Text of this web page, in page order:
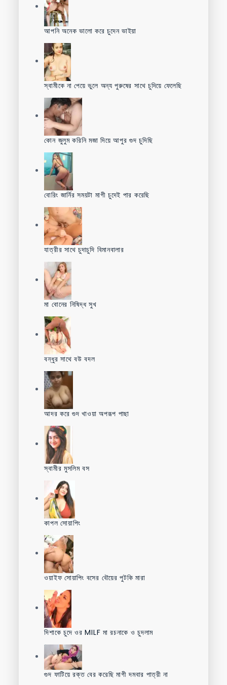
আপনি অনেক ভালো করে চুদেন ভাইয়া
স্বামীকে না পেয়ে ভুলে অন্য পুরুষের সাথে চুদিয়ে ফেলেছি
কোন জুলুম করিনি মজা দিয়ে আপুর গুদ চুদিছি
বোরিং জার্নির সময়টা মাগী চুদেই পার করেছি
যাত্রীর সাথে চুদাচুদি বিমানবালার
মা বোনের নিষিদ্ধ সুখ
বন্ধুর সাথে বউ বদল
আদর করে গুদ খাওয়া অপরূপ পাছা
স্বামীর মুসলিম বস
কাপল সোয়াপিং
ওয়াইফ সোয়াপিং বসের বৌয়ের পুটকি মারা
দিশাকে চুদে ওর MILF মা রচনাকে ও চুদলাম
গুদ ফাটিয়ে রক্ত বের করেছি মাগী দমবার পাত্রী না